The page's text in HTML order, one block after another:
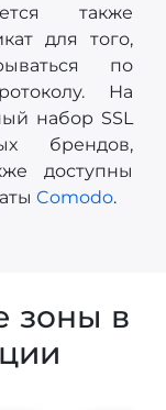
также
для того,
по
На
набор SSL
брендов,
доступны
Comodo.
зоны в